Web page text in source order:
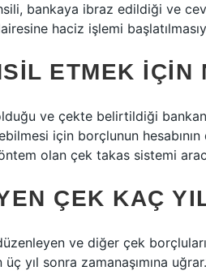
bankaya ibraz edildiği ve
haciz işlemi
ETMEK IÇIN
ve çekte belirtildiği
için borçlunun
olan çek takas sistemi
ÇEK KAÇ
ve diğer çek
yıl sonra zamanaşımına